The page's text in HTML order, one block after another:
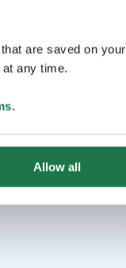
are saved on your
any time.
.
Allow all